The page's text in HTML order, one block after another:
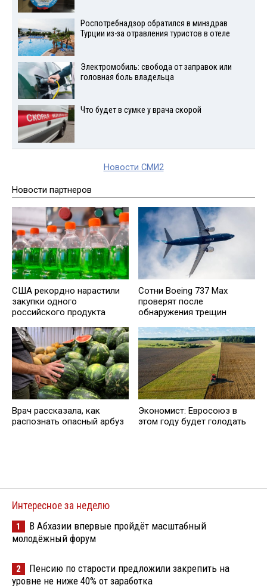
Роспотребнадзор обратился в минздрав
Турции из-за отравления туристов в отеле
Электромобиль: свобода от заправок или
головная боль владельца
Что будет в сумке у врача скорой
Новости СМИ2
Новости партнеров
США рекордно нарастили
закупки одного
российского продукта
Сотни Boeing 737 Max
проверят после
обнаружения трещин
Врач рассказала, как
распознать опасный арбуз
Экономист: Евросоюз в
этом году будет голодать
Интересное за неделю
1
В Абхазии впервые пройдёт масштабный
молодёжный форум
2
Пенсию по старости предложили закрепить на
уровне не ниже 40% от заработка